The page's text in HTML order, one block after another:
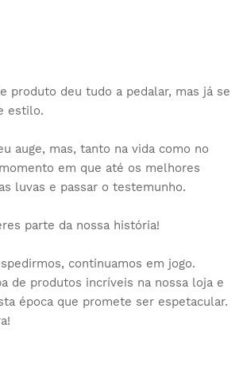
produto deu tudo a pedalar, mas já se
estilo.
auge, mas, tanto na vida como no
em que até os melhores
luvas e passar o testemunho.
parte da nossa história!
continuamos em jogo.
de produtos incríveis na nossa loja e
época que promete ser espetacular.